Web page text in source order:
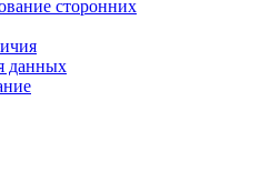
сторонних
данных